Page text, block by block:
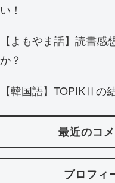
い！
【よもやま話】読書感
か？
【韓国語】TOPIKⅡの
最近のコ
プロフィ